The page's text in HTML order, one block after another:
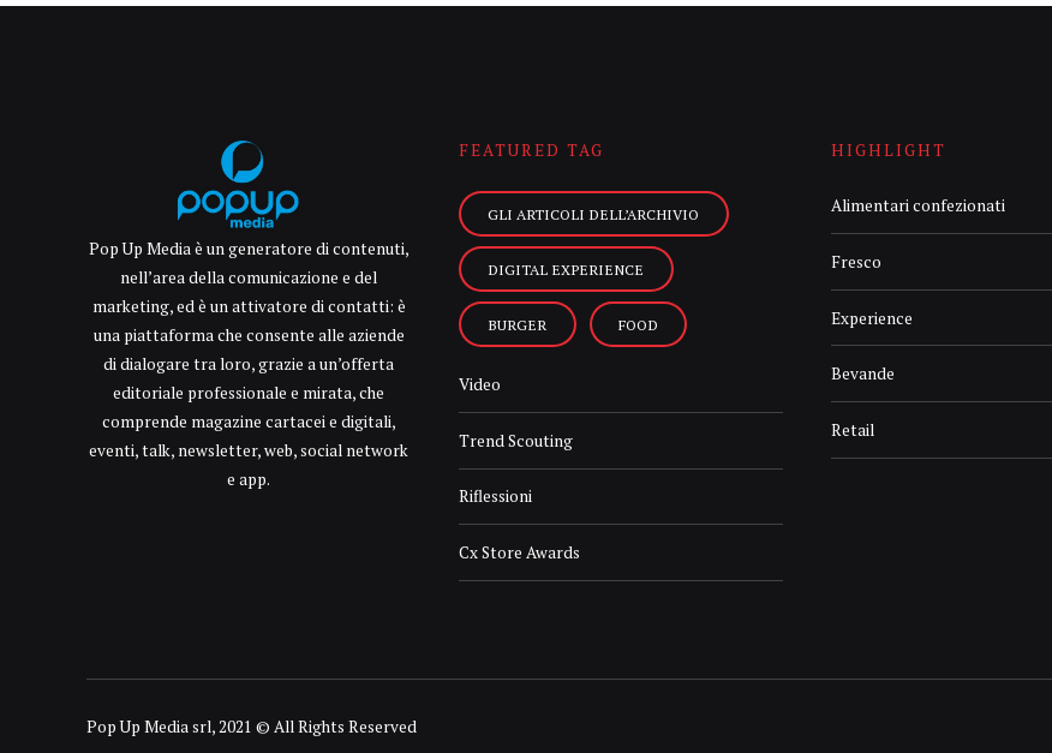
Pop Up Media è un generatore di contenuti,
nell’area della comunicazione e del
marketing, ed è un attivatore di contatti: è
una piattaforma che consente alle aziende
di dialogare tra loro, grazie a un’offerta
editoriale professionale e mirata, che
comprende magazine cartacei e digitali,
eventi, talk, newsletter, web, social network
e app.
FEATURED TAG
GLI ARTICOLI DELL’ARCHIVIO
DIGITAL EXPERIENCE
BURGER FOOD
Video
Trend Scouting
Riflessioni
Cx Store Awards
HIGHLIGHT
Alimentari confezionati
Fresco
Experience
Bevande
Retail
Pop Up Media srl, 2021 © All Rights Reserved